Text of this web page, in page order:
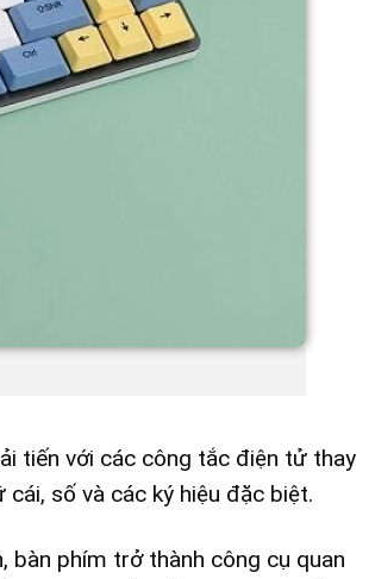
tiến với các công tắc điện tử thay
số và các ký hiệu đặc biệt.
bàn phím trở thành công cụ quan